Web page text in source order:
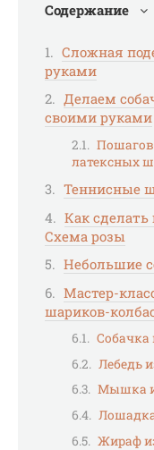
Содержание
Сложная
руками
Делаем
своими руками
латексных
Теннисные
Как сделать
Схема розы
Небольшие
Мастер-
шариков-
Собачка
Лебедь
Мышка
Жираф